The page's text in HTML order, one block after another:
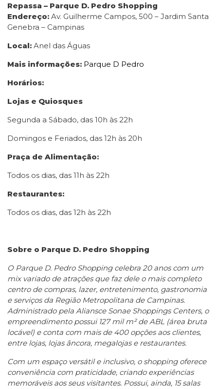
Repassa – Parque D. Pedro Shopping
Endereço: Av. Guilherme Campos, 500 – Jardim Santa
Genebra – Campinas
Local: Anel das Águas
Mais informações: Parque D Pedro
Horários:
Lojas e Quiosques
Segunda a Sábado, das 10h às 22h
Domingos e Feriados, das 12h às 20h
Praça de Alimentação:
Todos os dias, das 11h às 22h
Restaurantes:
Todos os dias, das 12h às 22h
Sobre o Parque D. Pedro Shopping
O Parque D. Pedro Shopping celebra 20 anos com um
mix variado de atrações que faz dele o mais completo
centro de compras, lazer, entretenimento, gastronomia
e serviços da Região Metropolitana de Campinas.
Administrado pela Aliansce Sonae Shoppings Centers, o
empreendimento possui 127 mil m² de ABL (área bruta
locável) e conta com mais de 400 opções aos clientes,
entre lojas, lojas âncora, megalojas e restaurantes.
Com um espaço versátil e inclusivo, o shopping oferece
conveniência com praticidade, criando experiências
memoráveis aos seus visitantes. Possui, ainda, 15 salas